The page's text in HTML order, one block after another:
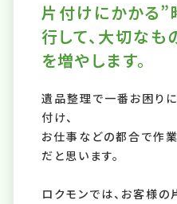
片付けにかかる
行して、大切な
を増やします。
遺品整理で一番お困り
付け、
お仕事などの都合で作
だと思います。
ロクモンでは、お客様